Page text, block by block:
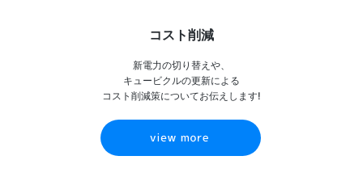
コスト削減
新電力の切り替えや、
キュービクルの更新による
コスト削減策についてお伝えします!